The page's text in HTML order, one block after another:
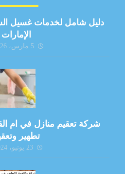
دليل شامل لخدمات غسيل
الإمارات
5 مارس، 2026
تطهير
23 يونيو، 2024